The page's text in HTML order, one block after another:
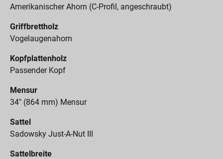
Amerikanischer Ahorn (C-Profil, angeschraubt)
Griffbrettholz
Vogelaugenahorn
Kopfplattenholz
Passender Kopf
Mensur
34" (864 mm) Mensur
Sattel
Sadowsky Just-A-Nut III
Sattelbreite